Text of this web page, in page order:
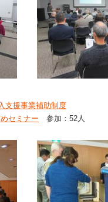
支援事業補助制度
セミナー 参加：52人